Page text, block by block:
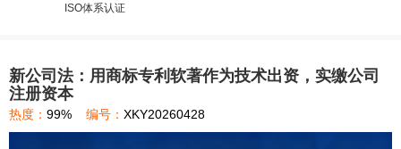
ISO体系认证
新公司法：用商标专利软著作为技术出资，实缴公司
注册资本
热度： 99% 编号： XKY20260428